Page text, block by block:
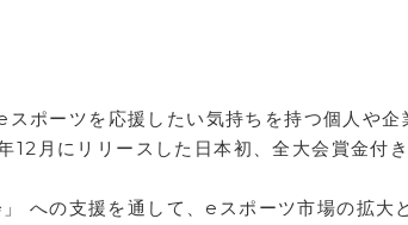
ポーツを応援したい気持ちを持つ個人や企
月にリリースした日本初、全大会賞金付
への支援を通して、eスポーツ市場の拡大